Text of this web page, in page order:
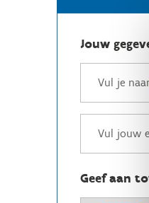
Jouw
Geef aan